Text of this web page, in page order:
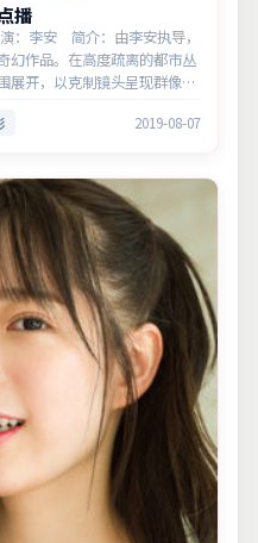
播
：李安 简介：由李安执导，
幻作品。在高度疏离的都市丛
展开，以克制镜头呈现群像张
2019-08-07